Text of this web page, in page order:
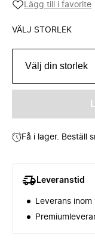
Lägg till i favorite
VÄLJ STORLEK
Välj din storlek
Få i lager. Beställ
Leveranstid
Leverans